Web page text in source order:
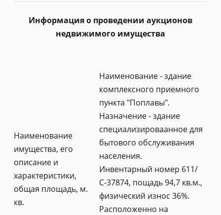
Информация о проведении аукционов
недвижимого имущества
Наименование
имущества, его
описание и
характеристики,
общая площадь, м.
кв.
Наименование - здание
комплексного приемного
пункта "Поплавы".
Назначение - здание
специализироваанное для
бытового обслуживания
населения.
Инвентарный номер 611/
С-37874, пощадь 94,7 кв.м.,
физический износ 36%.
Расположенно на